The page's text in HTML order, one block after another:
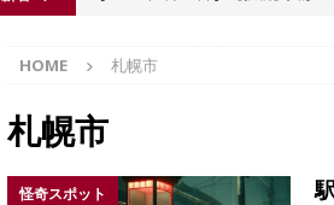
[ 2021年6月13日 ]
[ 2021年6月13日 ]
HOME 札幌市
札幌市
怪奇スポット